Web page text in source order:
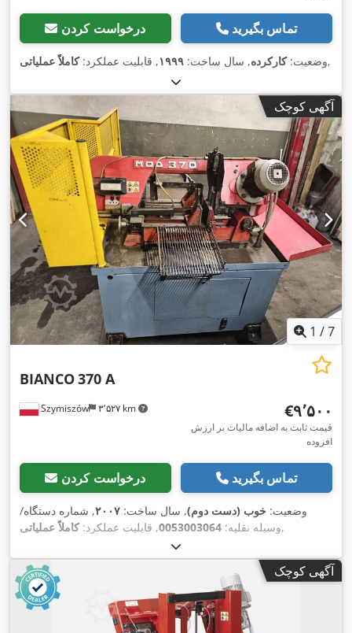
درخواست کردن تماس بگیرید
وضعیت:کارکرده, سال ساخت: ۱۹۹۹, قابلیت عملکرد:کاملاً عملیاتی ,
آگهی کوچک
1 /7
Szymiszów ۳٬۵۲۷ km
BIANCO370 A
‎€۹٬۵۰۰
قیمت ثابت به اضافه مالیات بر ارزش
افزوده
درخواست کردن تماس بگیرید
وضعیت: خوب (دست دوم), سال ساخت: ۲۰۰۷, شماره دستگاه/
وسیله نقلیه: 0053003064, قابلیت عملکرد:کاملاً عملیاتی ,
آگهی کوچک